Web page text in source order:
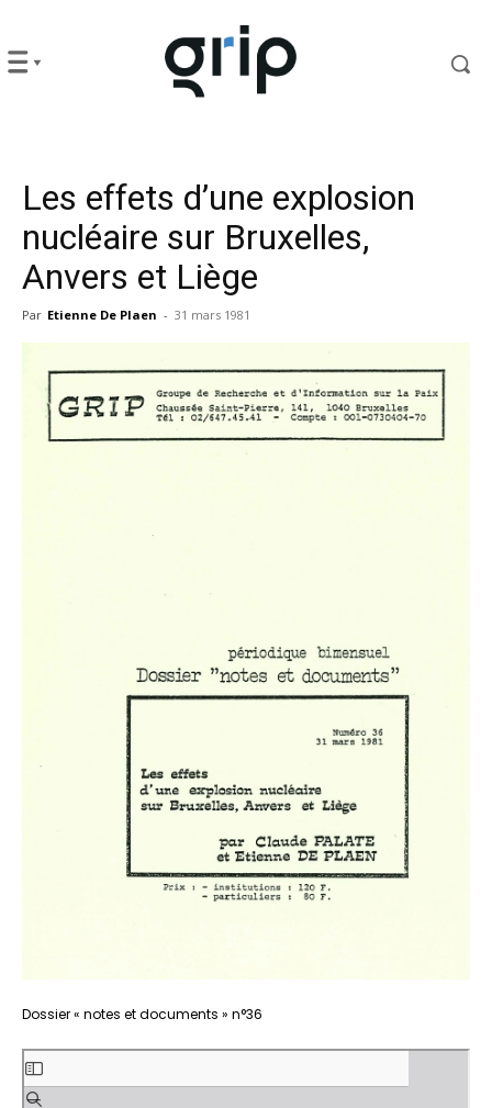
Les effets d’une explosion
nucléaire sur Bruxelles,
Anvers et Liège
Par Etienne De Plaen - 31 mars 1981
Dossier « notes et documents » n°36
PDF